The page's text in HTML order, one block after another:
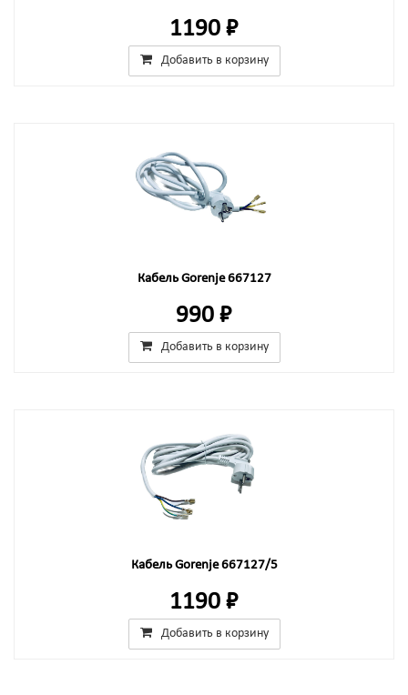
1190 ₽
Добавить в корзину
Кабель Gorenje 667127
990 ₽
Добавить в корзину
Кабель Gorenje 667127/5
1190 ₽
Добавить в корзину